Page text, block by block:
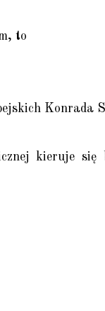
to
Konrada
kieruje się